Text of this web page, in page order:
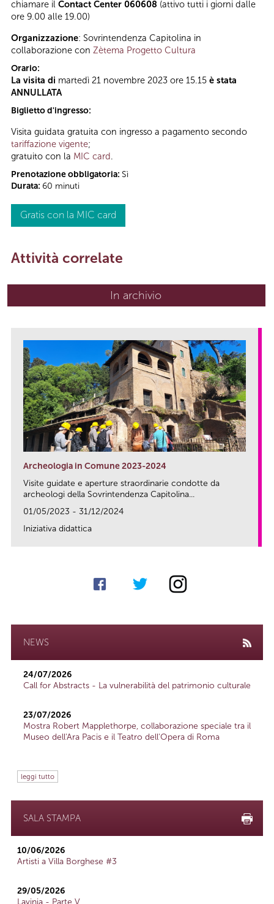
chiamare il Contact Center 060608 (attivo tutti i giorni dalle
ore 9.00 alle 19.00)
Organizzazione: Sovrintendenza Capitolina in
collaborazione con Zètema Progetto Cultura
Orario:
La visita di martedì 21 novembre 2023 ore 15.15 è stata
ANNULLATA
Biglietto d'ingresso:
Visita guidata gratuita con ingresso a pagamento secondo
tariffazione vigente;
gratuito con la MIC card.
Prenotazione obbligatoria: Sì
Durata: 60 minuti
Gratis con la MIC card
Attività correlate
In archivio
Archeologia in Comune 2023-2024
Visite guidate e aperture straordinarie condotte da
archeologi della Sovrintendenza Capitolina...
01/05/2023 - 31/12/2024
Iniziativa didattica
NEWS
24/07/2026
Call for Abstracts - La vulnerabilità del patrimonio culturale
23/07/2026
Mostra Robert Mapplethorpe, collaborazione speciale tra il
Museo dell'Ara Pacis e il Teatro dell'Opera di Roma
leggi tutto
SALA STAMPA
10/06/2026
Artisti a Villa Borghese #3
29/05/2026
Lavinia - Parte V